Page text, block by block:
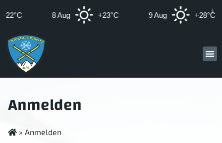
8 Aug +23°C 9 Aug +28°C
Anmelden
» Anmelden